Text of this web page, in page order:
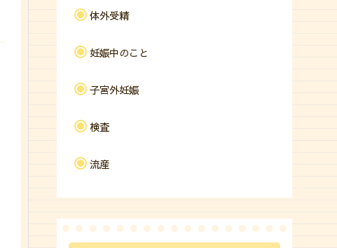
体外受精
妊娠中のこと
子宮外妊娠
検査
流産